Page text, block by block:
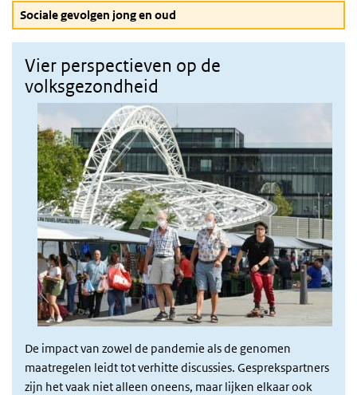
Sociale gevolgen jong en oud
Vier perspectieven op de
volksgezondheid
De impact van zowel de pandemie als de genomen
maatregelen leidt tot verhitte discussies. Gesprekspartners
zijn het vaak niet alleen oneens, maar lijken elkaar ook